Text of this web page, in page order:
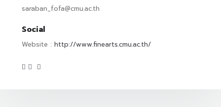
saraban_fofa@cmu.ac.th
Social
Website : http://www.finearts.cmu.ac.th/